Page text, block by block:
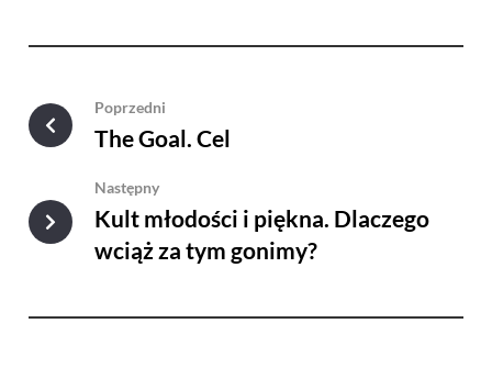
Poprzedni
The Goal. Cel
Następny
Kult młodości i piękna. Dlaczego
wciąż za tym gonimy?